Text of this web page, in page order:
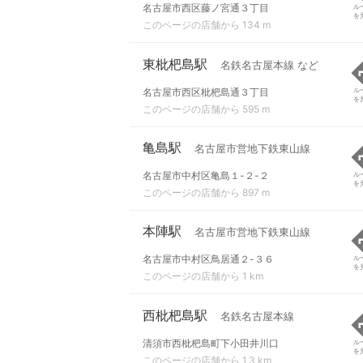
名古屋市西区藤ノ宮通３丁目
このページの店舗から 134 m
ル
を
東枇杷島駅 名鉄名古屋本線 など
名古屋市西区枇杷島通３丁目
このページの店舗から 595 m
ル
を
亀島駅 名古屋市営地下鉄東山線
名古屋市中村区亀島１-２-２
このページの店舗から 897 m
ル
を
本陣駅 名古屋市営地下鉄東山線
名古屋市中村区鳥居通２-３６
このページの店舗から 1 km
ル
を
西枇杷島駅 名鉄名古屋本線
清須市西枇杷島町下小田井川口
このページの店舗から 1.3 km
ル
を